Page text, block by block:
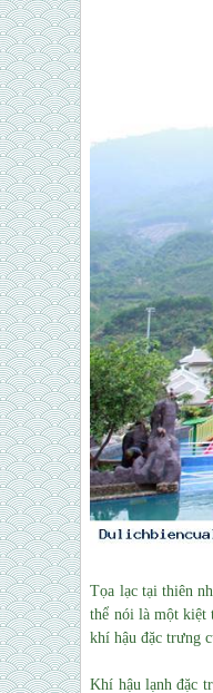
Tọa lạc tại thiên
thể nói là một kiệt
khí hậu đặc trưng
Khí hậu lạnh đặc